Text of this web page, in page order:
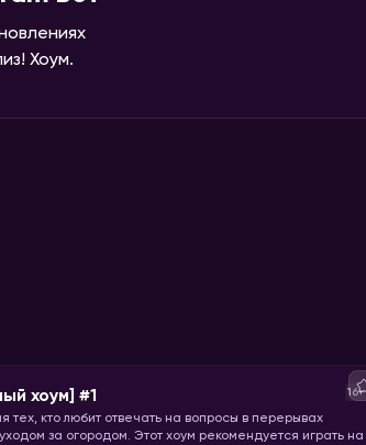
Хоум.
хоум] #1 16+
тех, кто любит отвечать на вопросы в перерывах
за огородом. Этот хоум рекомендуется играть на